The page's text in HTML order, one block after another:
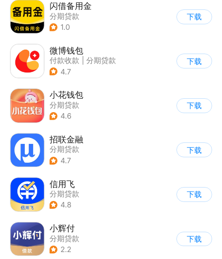
闪借备用金
分期贷款
1.0
下载
微博钱包
付款收款
分期贷款
4.7
下载
小花钱包
分期贷款
4.6
下载
招联金融
分期贷款
4.7
下载
信用飞
分期贷款
4.8
下载
小辉付
分期贷款
2.2
下载